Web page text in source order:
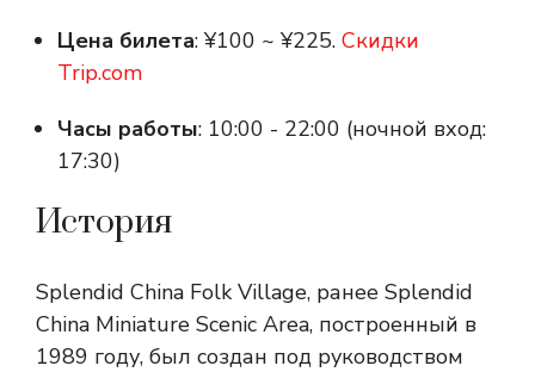
Цена билета: ¥100 ~ ¥225. Скидки
Trip.com
Часы работы: 10:00 - 22:00 (ночной вход:
17:30)
История
Splendid China Folk Village, ранее Splendid
China Miniature Scenic Area, построенный в
1989 году, был создан под руководством